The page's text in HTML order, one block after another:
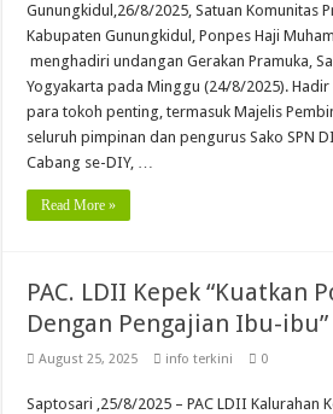
Gunungkidul,26/8/2025, Satuan Komunitas
Kabupaten Gunungkidul, Ponpes Haji
menghadiri undangan Gerakan Pramuka,
Yogyakarta pada Minggu (24/8/2025).
para tokoh penting, termasuk Majelis
seluruh pimpinan dan pengurus Sako SPN
Cabang se-DIY, …
Read More »
PAC. LDII Kepek “Kuatkan
Dengan Pengajian Ibu-ibu”
August 25, 2025 info terkini 0
Saptosari ,25/8/2025 – PAC LDII Kalurahan